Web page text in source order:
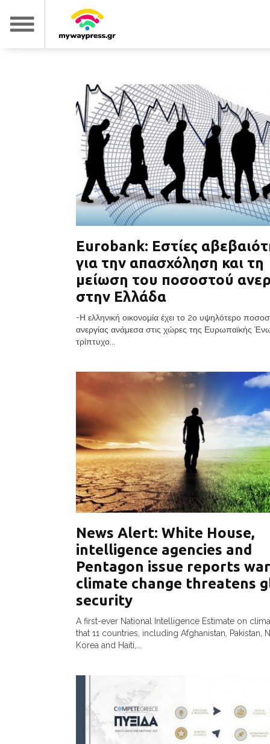
Eurobank: Εστίες
για την απασχόληση και τη
μείωση του ποσοστού
στην Ελλάδα
-Η ελληνική οικονομία έχει το 2ο υψηλότερο
ανεργίας ανάμεσα στις χώρες της Ευρωπαϊκής
τρίπτυχο...
News Alert: White House,
intelligence agencies and
Pentagon issue reports
climate change threatens
security
A first-ever National Intelligence Estimate on
that 11 countries, including Afghanistan, Pakistan,
Korea and Haiti,...